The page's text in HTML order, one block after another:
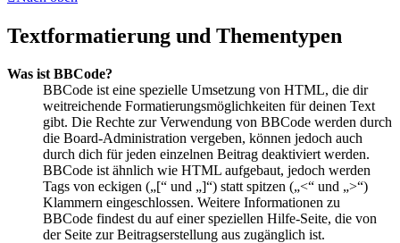
Textformatierung und Thementypen
Was ist BBCode?
BBCode ist eine spezielle Umsetzung von HTML, die dir
weitreichende Formatierungsmöglichkeiten für deinen Text
gibt. Die Rechte zur Verwendung von BBCode werden durch
die Board-Administration vergeben, können jedoch auch
durch dich für jeden einzelnen Beitrag deaktiviert werden.
BBCode ist ähnlich wie HTML aufgebaut, jedoch werden
Tags von eckigen („[“ und „]“) statt spitzen („<“ und „>“)
Klammern eingeschlossen. Weitere Informationen zu
BBCode findest du auf einer speziellen Hilfe-Seite, die von
der Seite zur Beitragserstellung aus zugänglich ist.